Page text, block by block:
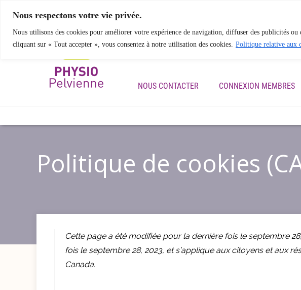
Nous respectons votre vie privée.
Nous utilisons des cookies pour améliorer votre expérience de navigation, diffuser des publicités ou
cliquant sur « Tout accepter », vous consentez à notre utilisation des cookies. Politique relative aux
NOUS CONTACTER CONNEXION MEMBRES
Politique de cookies
Cette page a été modifiée pour la dernière fois le septembre
fois le septembre 28, 2023, et s’applique aux citoyens et aux
Canada.